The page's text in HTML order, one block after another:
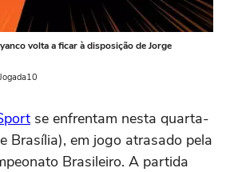
volta a ficar à disposição de Jorge
se enfrentam nesta quarta-
Brasília), em jogo atrasado pela
Brasileiro. A partida